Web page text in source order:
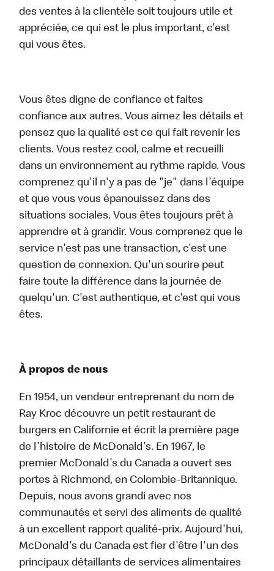
des ventes à la clientèle soit toujours utile et
appréciée, ce qui est le plus important, c'est
qui vous êtes.
Vous êtes digne de confiance et faites
confiance aux autres. Vous aimez les détails et
pensez que la qualité est ce qui fait revenir les
clients. Vous restez cool, calme et recueilli
dans un environnement au rythme rapide. Vous
comprenez qu'il n'y a pas de "je" dans l'équipe
et que vous vous épanouissez dans des
situations sociales. Vous êtes toujours prêt à
apprendre et à grandir. Vous comprenez que le
service n'est pas une transaction, c'est une
question de connexion. Qu'un sourire peut
faire toute la différence dans la journée de
quelqu'un. C'est authentique, et c'est qui vous
êtes.
À propos de nous
En 1954, un vendeur entreprenant du nom de
Ray Kroc découvre un petit restaurant de
burgers en Californie et écrit la première page
de l'histoire de McDonald's. En 1967, le
premier McDonald's du Canada a ouvert ses
portes à Richmond, en Colombie-Britannique.
Depuis, nous avons grandi avec nos
communautés et servi des aliments de qualité
à un excellent rapport qualité-prix. Aujourd'hui,
McDonald's du Canada est fier d'être l'un des
principaux détaillants de services alimentaires